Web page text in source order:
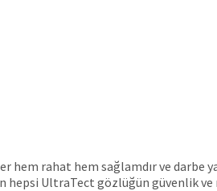
rahat hem sağlamdır ve darbe
hepsi UltraTect gözlüğün güvenlik ve